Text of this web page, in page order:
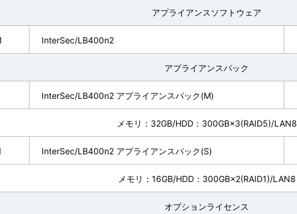
アプライアンスソフトウェア
InterSec/LB400n2
アプライアンスパック
InterSec/LB400n2 アプライアンスパック(M)
メモリ：32GB/HDD：300GB×3(RAID5)/LAN8
InterSec/LB400n2 アプライアンスパック(S)
メモリ：16GB/HDD：300GB×2(RAID1)/LAN8
オプションライセンス